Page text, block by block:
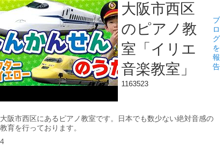
大阪市西区
のピアノ教
室「イリエ
音楽教室」
1163523
ブ
ロ
グ
を
報
告
大阪市西区にあるピアノ教室です。日本でも数少ない絶対音感の
教育を行っております。
4